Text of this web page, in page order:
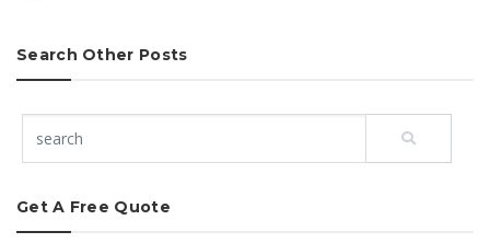
Search Other Posts
Get A Free Quote